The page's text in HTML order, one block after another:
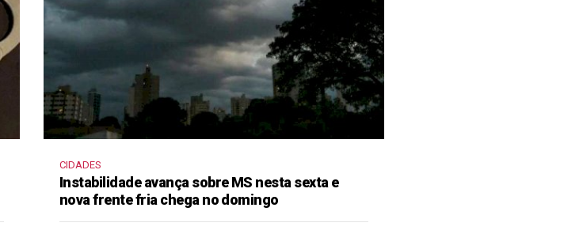
CIDADES
Instabilidade avança sobre MS nesta sexta e
nova frente fria chega no domingo